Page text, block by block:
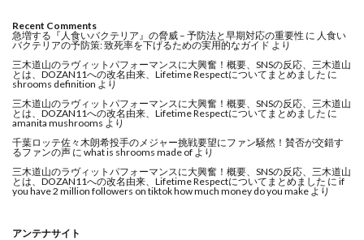
Recent Comments
急増する『人食いバクテリア』の脅威 – 予防法と早期対応の重要性 に 人食い
バクテリアの予防策: 致死率を下げるための実用的なガイド より
三木道山のラヴィットパフォーマンスに大興奮！概要、SNSの反応、三木道山
とは、DOZAN11への改名由来、Lifetime Respectについてまとめました に
shrooms definition より
三木道山のラヴィットパフォーマンスに大興奮！概要、SNSの反応、三木道山
とは、DOZAN11への改名由来、Lifetime Respectについてまとめました に
amanita mushrooms より
千葉ロッテ佐々木朗希投手のメジャー挑戦要望にファン騒然！賛否が交錯す
るファンの声 に what is shrooms made of より
三木道山のラヴィットパフォーマンスに大興奮！概要、SNSの反応、三木道山
とは、DOZAN11への改名由来、Lifetime Respectについてまとめました に if
you have 2 million followers on tiktok how much money do you make より
アンテナサイト